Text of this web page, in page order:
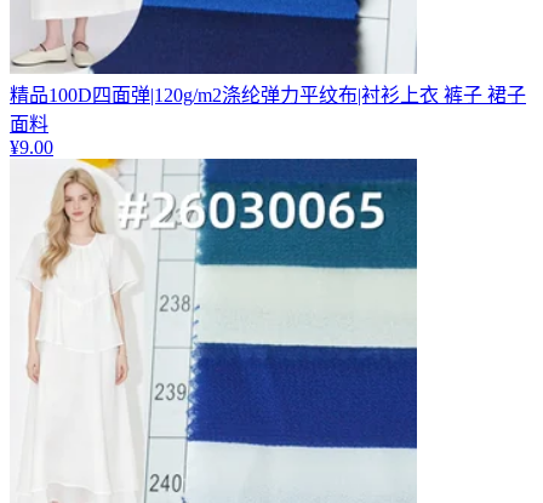
精品100D四面弹|120g/m2涤纶弹力平纹布|衬衫上衣 裤子 裙子
面料
¥9.00